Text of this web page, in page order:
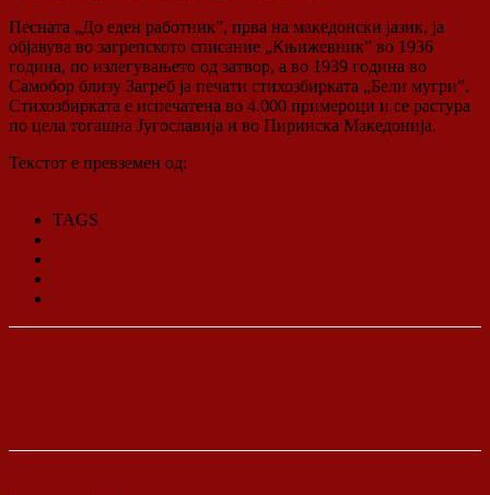
Песната „До еден работник”, прва на македонски јазик, ја
објавува во загрепското списание „Књижевник” во 1936
година, по излегувањето од затвор, а во 1939 година во
Самобор близу Загреб ја печати стихозбирката „Бели мугри”.
Стихозбирката е испечатена во 4.000 примероци и се растура
по цела тогашна Југославија и во Пиринска Македонија.
Текстот е превземен од:
TAGS